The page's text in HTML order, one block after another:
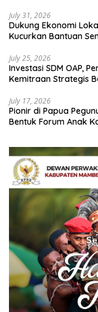
July 31, 2026
Dukung Ekonomi
Kucurkan Bantuan
July 25, 2026
Investasi SDM OAP,
Kemitraan Strategis
July 17, 2026
Pionir di Papua
Bentuk Forum Anak